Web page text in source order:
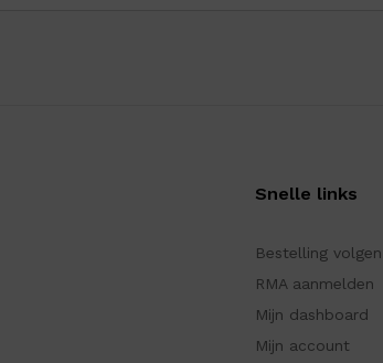
Snelle links
Bestelling volgen
RMA aanmelden
Mijn dashboard
Mijn account